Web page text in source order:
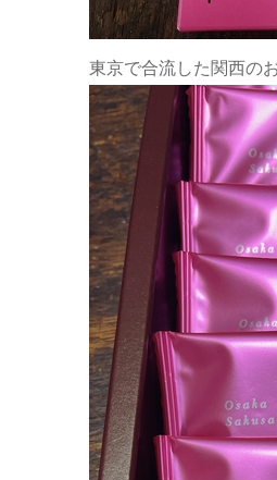
東京で合流した関西の